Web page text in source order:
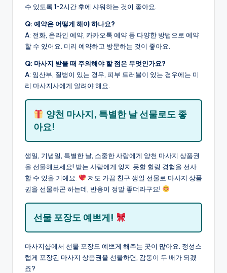
수 있도록 1~2시간 후에 샤워하는 것이 좋아요.
Q: 예약은 어떻게 해야 하나요?
A: 전화, 온라인 예약, 카카오톡 예약 등 다양한 방법으로 예약
할 수 있어요. 미리 예약하고 방문하는 것이 좋아요.
Q: 마사지 받을 때 주의해야 할 점은 무엇인가요?
A: 임산부, 질병이 있는 경우, 피부 트러블이 있는 경우에는 미
리 마사지사에게 알려야 해요.
양천 마사지, 특별한 날 선물로도 좋
아요!
생일, 기념일, 특별한 날, 소중한 사람에게 양천 마사지 상품권
을 선물해보세요! 받는 사람에게 잊지 못할 힐링 경험을 선사
할 수 있을 거예요.
저도 가끔 친구 생일 선물로 마사지 상품
권을 선물하곤 하는데, 반응이 정말 좋더라구요!
선물 포장도 예쁘게!
마사지샵에서 선물 포장도 예쁘게 해주는 곳이 많아요. 정성스
럽게 포장된 마사지 상품권을 선물하면, 감동이 두 배가 되겠
죠?